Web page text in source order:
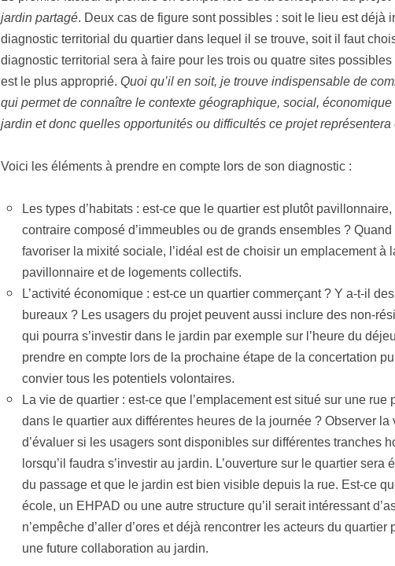
jardin partagé. Deux cas de figure sont possibles : soit le lieu est déjà
diagnostic territorial du quartier dans lequel il se trouve, soit il faut
diagnostic territorial sera à faire pour les trois ou quatre sites
est le plus approprié. Quoi qu’il en soit, je trouve indispensable de
qui permet de connaître le contexte géographique, social,
jardin et donc quelles opportunités ou difficultés ce projet
Voici les éléments à prendre en compte lors de son diagnostic :
Les types d’habitats : est-ce que le quartier est plutôt pavillonnaire,
contraire composé d’immeubles ou de grands ensembles ? Quand
favoriser la mixité sociale, l’idéal est de choisir un emplacement à
pavillonnaire et de logements collectifs.
L’activité économique : est-ce un quartier commerçant ? Y a-t-il
bureaux ? Les usagers du projet peuvent aussi inclure des non-
qui pourra s’investir dans le jardin par exemple sur l’heure du
prendre en compte lors de la prochaine étape de la concertation
convier tous les potentiels volontaires.
La vie de quartier : est-ce que l’emplacement est situé sur une
dans le quartier aux différentes heures de la journée ? Observer la
d’évaluer si les usagers sont disponibles sur différentes tranches
lorsqu’il faudra s’investir au jardin. L’ouverture sur le quartier sera
du passage et que le jardin est bien visible depuis la rue. Est-ce
école, un EHPAD ou une autre structure qu’il serait intéressant
n’empêche d’aller d’ores et déjà rencontrer les acteurs du
une future collaboration au jardin.